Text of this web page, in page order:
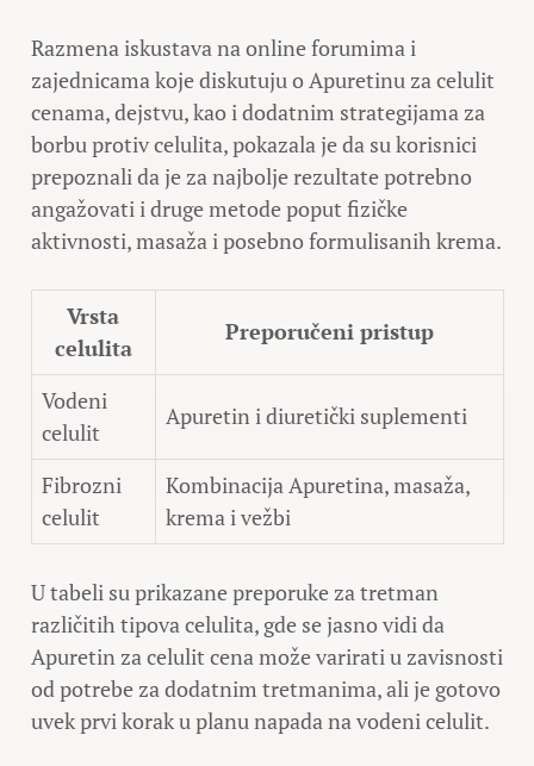
Razmena iskustava na online forumima i
zajednicama koje diskutuju o Apuretinu za celulit
cenama, dejstvu, kao i dodatnim strategijama za
borbu protiv celulita, pokazala je da su korisnici
prepoznali da je za najbolje rezultate potrebno
angažovati i druge metode poput fizičke
aktivnosti, masaža i posebno formulisanih krema.
Vrsta
celulita
Preporučeni pristup
Vodeni
celulit
Apuretin i diuretički suplementi
Fibrozni
celulit
Kombinacija Apuretina, masaža,
krema i vežbi
U tabeli su prikazane preporuke za tretman
različitih tipova celulita, gde se jasno vidi da
Apuretin za celulit cena može varirati u zavisnosti
od potrebe za dodatnim tretmanima, ali je gotovo
uvek prvi korak u planu napada na vodeni celulit.